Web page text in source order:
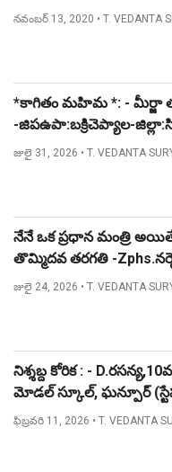
నవంబర్ 13, 2020 • T. VEDANTA
*కాగితం మహిమ *: - మీర్జా
-జిపఉపా:బక్రిచెప్యాల-
జులై 31, 2026 • T. VEDANTA
నేనే ఒక ప్రధాన మంత్రి
తొమ్మిదవ తరగతి -
జులై 24, 2026 • T. VEDANTA
నిశ్శబ్ద కోరిక : -
మోడల్ స్కూల్, ఘన్పూర్
ఫిబ్రవరి 11, 2026 • T. VEDANTA